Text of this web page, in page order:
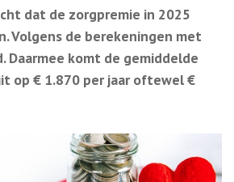
dat de zorgpremie in 2025
Volgens de berekeningen met
Daarmee komt de gemiddelde
op € 1.870 per jaar oftewel €